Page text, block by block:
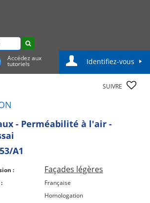
Accédez aux
tutoriels Identifiez-vous
SUIVRE
- Perméabilité à l'air -
A1
: Façades légères
Française
Homologation